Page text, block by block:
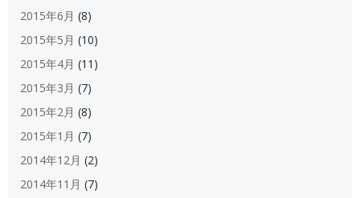
2015年6月 (8)
2015年5月 (10)
2015年4月 (11)
2015年3月 (7)
2015年2月 (8)
2015年1月 (7)
2014年12月 (2)
2014年11月 (7)